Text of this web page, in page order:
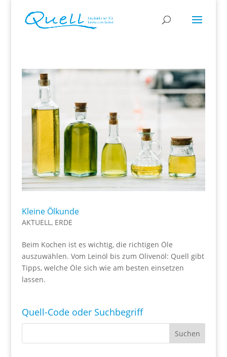
Kleine Ölkunde
AKTUELL, ERDE
Beim Kochen ist es wichtig, die richtigen Öle
auszuwählen. Vom Leinöl bis zum Olivenöl: Quell gibt
Tipps, welche Öle sich wie am besten einsetzen
lassen.
Quell-Code oder Suchbegriff